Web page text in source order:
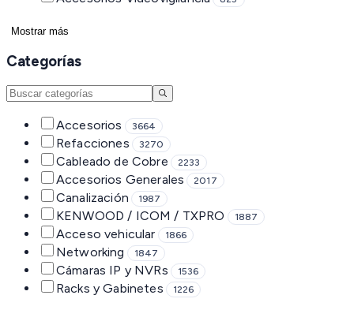
Mostrar más
Categorías
Accesorios 3664
Refacciones 3270
Cableado de Cobre 2233
Accesorios Generales 2017
Canalización 1987
KENWOOD / ICOM / TXPRO 1887
Acceso vehicular 1866
Networking 1847
Cámaras IP y NVRs 1536
Racks y Gabinetes 1226